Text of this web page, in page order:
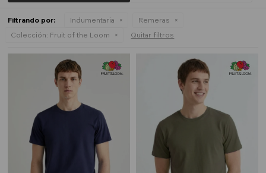
Filtrando por: Indumentaria
Remeras
Colección: Fruit of the Loom Quitar filtros